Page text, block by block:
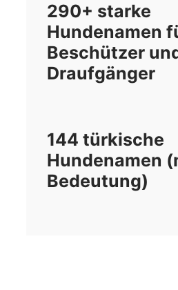
290+ starke
Hundenamen
Beschützer
Draufgänger
144 türkische
Hundenamen
Bedeutung)